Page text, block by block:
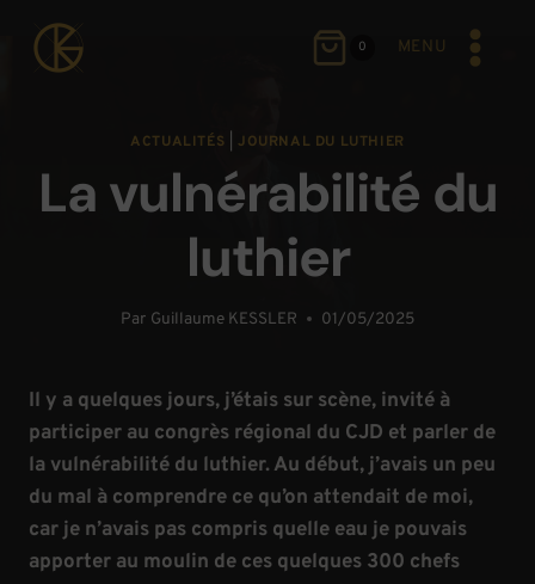
contenu
0 MENU
ACTUALITÉS JOURNAL DU LUTHIER
La vulnérabilité du
luthier
Par Guillaume KESSLER 01/05/2025
Il y a quelques jours, j’étais sur scène, invité à
participer au congrès régional du CJD et parler de
la vulnérabilité du luthier. Au début, j’avais un peu
du mal à comprendre ce qu’on attendait de moi,
car je n’avais pas compris quelle eau je pouvais
apporter au moulin de ces quelques 300 chefs